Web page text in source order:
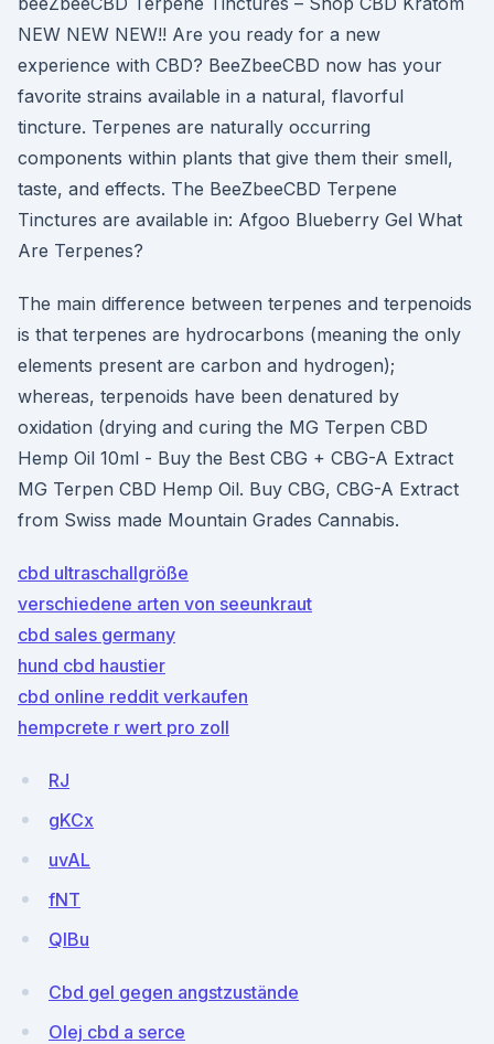
NEW NEW NEW!! Are you ready for a new
experience with CBD? BeeZbeeCBD now has your
favorite strains available in a natural, flavorful
tincture. Terpenes are naturally occurring
components within plants that give them their smell,
taste, and effects. The BeeZbeeCBD Terpene
Tinctures are available in: Afgoo Blueberry Gel What
Are Terpenes?
The main difference between terpenes and terpenoids
is that terpenes are hydrocarbons (meaning the only
elements present are carbon and hydrogen);
whereas, terpenoids have been denatured by
oxidation (drying and curing the MG Terpen CBD
Hemp Oil 10ml - Buy the Best CBG + CBG-A Extract
MG Terpen CBD Hemp Oil. Buy CBG, CBG-A Extract
from Swiss made Mountain Grades Cannabis.
cbd ultraschallgröße
verschiedene arten von seeunkraut
cbd sales germany
hund cbd haustier
cbd online reddit verkaufen
hempcrete r wert pro zoll
RJ
gKCx
uvAL
fNT
QIBu
Cbd gel gegen angstzustände
Olej cbd a serce